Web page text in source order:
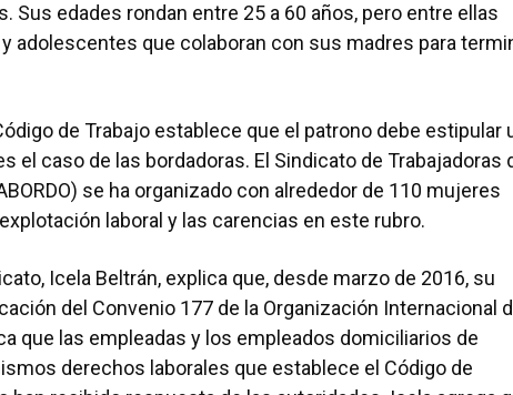
Sus edades rondan entre 25 a 60 años, pero entre ellas
adolescentes que colaboran con sus madres para
de Trabajo establece que el patrono debe estipular
el caso de las bordadoras. El Sindicato de Trabajadoras
se ha organizado con alrededor de 110 mujeres
laboral y las carencias en este rubro.
Icela Beltrán, explica que, desde marzo de 2016, su
del Convenio 177 de la Organización Internacional
que las empleadas y los empleados domiciliarios de
derechos laborales que establece el Código de